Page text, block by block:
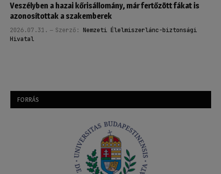
Veszélyben a hazai kőrisállomány, már fertőzött fákat is
azonosítottak a szakemberek
2026.07.31. Szerző: Nemzeti Élelmiszerlánc-biztonsági
Hivatal
FORRÁS